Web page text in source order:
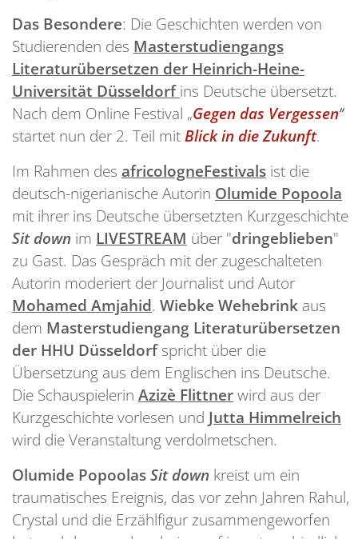
Das Besondere: Die Geschichten werden von
Studierenden des Masterstudiengangs
Literaturübersetzen der Heinrich-Heine-
Universität Düsseldorfins Deutsche übersetzt.
Nach dem Online Festival „Gegen das Vergessen“
startet nun der 2. Teil mitBlick in die Zukunft.
Im Rahmen des africologneFestivals ist die
deutsch-nigerianische Autorin Olumide Popoola
mit ihrer ins Deutsche übersetzten Kurzgeschichte
Sit down im LIVESTREAM über "dringeblieben"
zu Gast. Das Gespräch mit der zugeschalteten
Autorin moderiert der Journalist und Autor
Mohamed Amjahid. Wiebke Wehebrink aus
dem Masterstudiengang Literaturübersetzen
der HHU Düsseldorfspricht über die
Übersetzung aus dem Englischen ins Deutsche.
Die Schauspielerin Azizè Flittnerwird aus der
Kurzgeschichte vorlesen und Jutta Himmelreich
wird die Veranstaltung verdolmetschen.
Olumide PopoolasSit down kreist um ein
traumatisches Ereignis, das vor zehn Jahren Rahul,
Crystal und die Erzählfigur zusammengeworfen